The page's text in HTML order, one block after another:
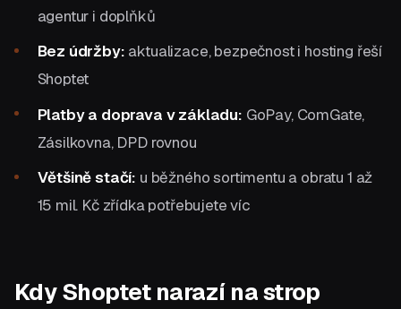
agentur i doplňků
Bez údržby: aktualizace, bezpečnost i hosting řeší
Shoptet
Platby a doprava v základu: GoPay, ComGate,
Zásilkovna, DPD rovnou
Většině stačí: u běžného sortimentu a obratu 1 až
15 mil. Kč zřídka potřebujete víc
Kdy Shoptet narazí na strop